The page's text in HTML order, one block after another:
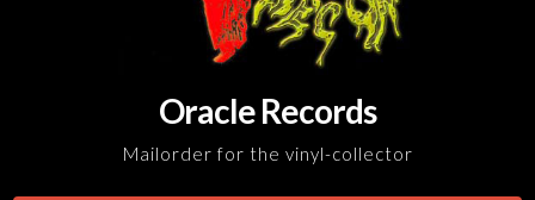
Oracle Records
Mailorder for the vinyl-collector